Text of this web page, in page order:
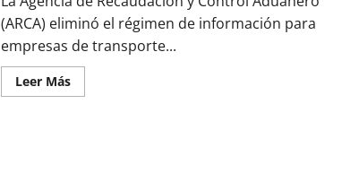
Argentina
es
30%
más
que
en
Brasil
(ARCA) eliminó el régimen de información para
empresas de transporte...
Leer MásLeer
más